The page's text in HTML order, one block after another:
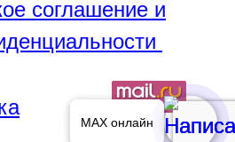
соглашение и
MAX онлайн
MAX онлайн
MAX онлайн